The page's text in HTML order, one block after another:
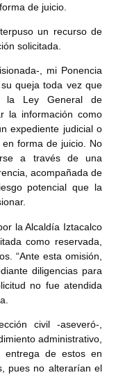
de juicio.
un recurso de
solicitada.
, mi Ponencia
queja toda vez que
la Ley General de
la información como
expediente judicial o
forma de juicio. No
a través de una
acompañada de
potencial que la
la Alcaldía Iztacalco
como reservada,
“Ante esta omisión,
diligencias para
no fue atendida
civil -aseveró-,
administrativo,
entrega de estos en
pues no alterarían el